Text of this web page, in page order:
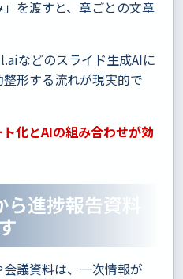
を渡すと、章ごとの文章
などのスライド生成AIに
形する流れが現実的で
化とAIの組み合わせが効
進捗報告資料
議資料は、一次情報が